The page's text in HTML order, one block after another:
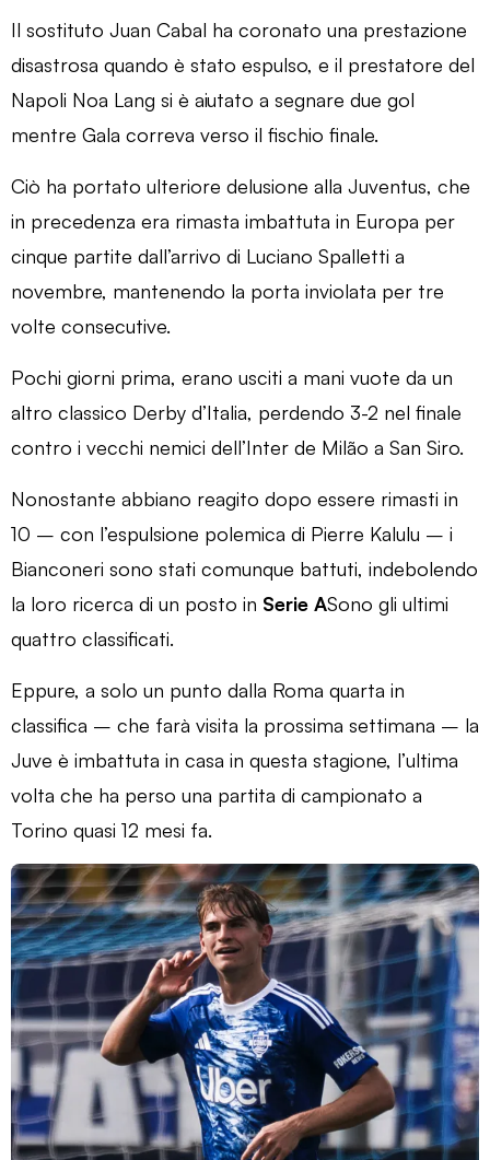
Il sostituto Juan Cabal ha coronato una prestazione
disastrosa quando è stato espulso, e il prestatore del
Napoli Noa Lang si è aiutato a segnare due gol
mentre Gala correva verso il fischio finale.
Ciò ha portato ulteriore delusione alla Juventus, che
in precedenza era rimasta imbattuta in Europa per
cinque partite dall’arrivo di Luciano Spalletti a
novembre, mantenendo la porta inviolata per tre
volte consecutive.
Pochi giorni prima, erano usciti a mani vuote da un
altro classico Derby d’Italia, perdendo 3-2 nel finale
contro i vecchi nemici dell’Inter de Milão a San Siro.
Nonostante abbiano reagito dopo essere rimasti in
10 – con l’espulsione polemica di Pierre Kalulu – i
Bianconeri sono stati comunque battuti, indebolendo
la loro ricerca di un posto in Serie ASono gli ultimi
quattro classificati.
Eppure, a solo un punto dalla Roma quarta in
classifica – che farà visita la prossima settimana – la
Juve è imbattuta in casa in questa stagione, l’ultima
volta che ha perso una partita di campionato a
Torino quasi 12 mesi fa.